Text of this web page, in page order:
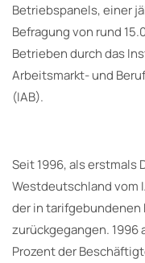
Betriebspanels, einer
Befragung von rund
Betrieben durch das
Arbeitsmarkt- und
(IAB).
Seit 1996, als erstmals
Westdeutschland vom
der in
zurückgegangen.
Prozent der